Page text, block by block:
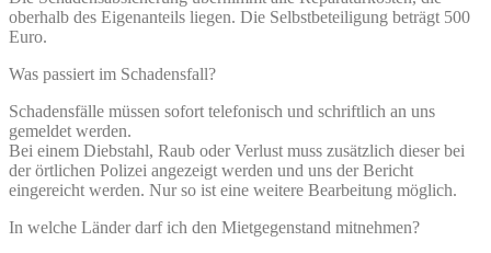
oberhalb des Eigenanteils liegen. Die Selbstbeteiligung beträgt 500
Euro.
Was passiert im Schadensfall?
Schadensfälle müssen sofort telefonisch und schriftlich an uns
gemeldet werden.
Bei einem Diebstahl, Raub oder Verlust muss zusätzlich dieser bei
der örtlichen Polizei angezeigt werden und uns der Bericht
eingereicht werden. Nur so ist eine weitere Bearbeitung möglich.
In welche Länder darf ich den Mietgegenstand mitnehmen?